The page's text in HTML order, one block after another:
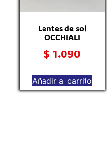
Lentes de sol
OCCHIALI
$ 1.090
Añadir al carrito